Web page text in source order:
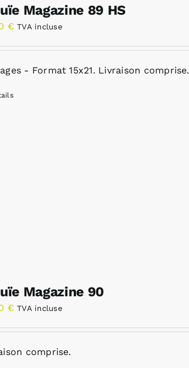
Magazine 89 HS
€ TVA incluse
- Format 15x21. Livraison comprise.
Magazine 90
€ TVA incluse
comprise.